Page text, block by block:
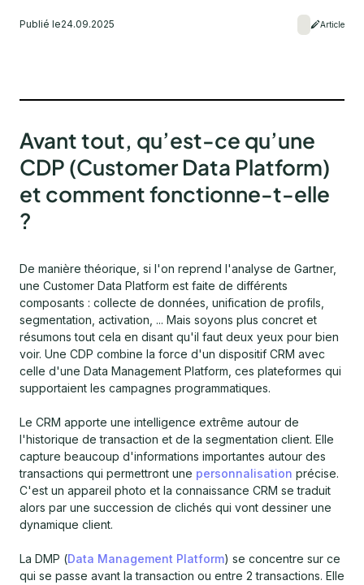
Publié le24.09.2025 Article
Avant tout, qu’est-ce qu’une
CDP (Customer Data Platform)
et comment fonctionne-t-elle
?
De manière théorique, si l'on reprend l'analyse de Gartner,
une Customer Data Platform est faite de différents
composants : collecte de données, unification de profils,
segmentation, activation, ... Mais soyons plus concret et
résumons tout cela en disant qu'il faut deux yeux pour bien
voir. Une CDP combine la force d'un dispositif CRM avec
celle d'une Data Management Platform, ces plateformes qui
supportaient les campagnes programmatiques.
Le CRM apporte une intelligence extrême autour de
l'historique de transaction et de la segmentation client. Elle
capture beaucoup d'informations importantes autour des
transactions qui permettront une personnalisation précise.
C'est un appareil photo et la connaissance CRM se traduit
alors par une succession de clichés qui vont dessiner une
dynamique client.
La DMP (Data Management Platform) se concentre sur ce
qui se passe avant la transaction ou entre 2 transactions. Elle